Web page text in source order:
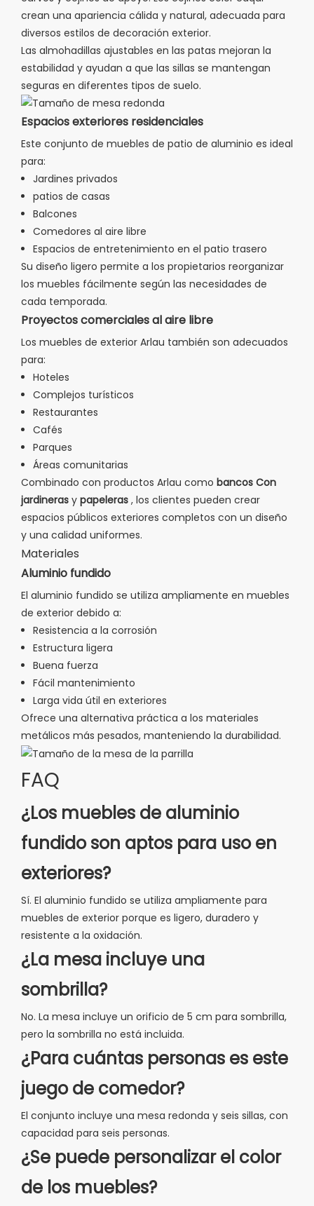
crean una apariencia cálida y natural, adecuada para
diversos estilos de decoración exterior.
Las almohadillas ajustables en las patas mejoran la
estabilidad y ayudan a que las sillas se mantengan
seguras en diferentes tipos de suelo.
Espacios exteriores residenciales
Este conjunto de muebles de patio de aluminio es ideal
para:
Jardines privados
patios de casas
Balcones
Comedores al aire libre
Espacios de entretenimiento en el patio trasero
Su diseño ligero permite a los propietarios reorganizar
los muebles fácilmente según las necesidades de
cada temporada.
Proyectos comerciales al aire libre
Los muebles de exterior Arlau también son adecuados
para:
Hoteles
Complejos turísticos
Restaurantes
Cafés
Parques
Áreas comunitarias
Combinado con productos Arlau como bancos Con
jardineras y papeleras , los clientes pueden crear
espacios públicos exteriores completos con un diseño
y una calidad uniformes.
Materiales
Aluminio fundido
El aluminio fundido se utiliza ampliamente en muebles
de exterior debido a:
Resistencia a la corrosión
Estructura ligera
Buena fuerza
Fácil mantenimiento
Larga vida útil en exteriores
Ofrece una alternativa práctica a los materiales
metálicos más pesados, manteniendo la durabilidad.
FAQ
¿Los muebles de aluminio
fundido son aptos para uso en
exteriores?
Sí. El aluminio fundido se utiliza ampliamente para
muebles de exterior porque es ligero, duradero y
resistente a la oxidación.
¿La mesa incluye una
sombrilla?
No. La mesa incluye un orificio de 5 cm para sombrilla,
pero la sombrilla no está incluida.
¿Para cuántas personas es este
juego de comedor?
El conjunto incluye una mesa redonda y seis sillas, con
capacidad para seis personas.
¿Se puede personalizar el color
de los muebles?